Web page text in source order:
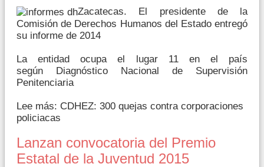
Zacatecas. El presidente de la
Comisión de Derechos Humanos del Estado entregó
su informe de 2014
La entidad ocupa el lugar 11 en el país
según Diagnóstico Nacional de Supervisión
Penitenciaria
Lee más: CDHEZ: 300 quejas contra corporaciones
policiacas
Lanzan convocatoria del Premio
Estatal de la Juventud 2015